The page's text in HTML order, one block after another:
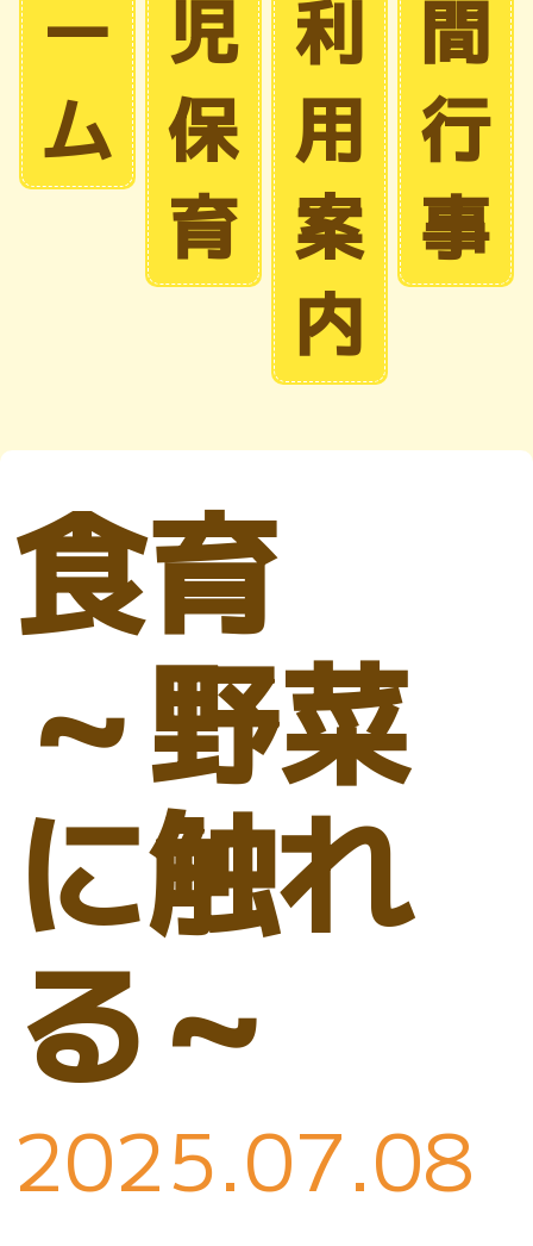
ー
ム
児
保
育
利
用
案
内
間
行
事
食育
～野菜
に触れ
る～
2025.07.08